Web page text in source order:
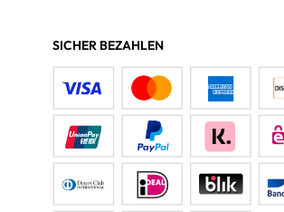
SICHER BEZAHLEN